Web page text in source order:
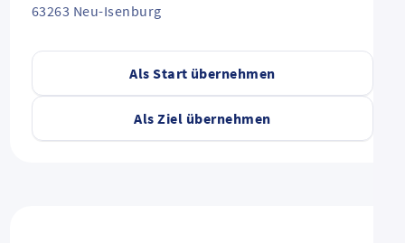
Als Start übernehmen
Als Ziel übernehmen
63263 Neu-Isenburg